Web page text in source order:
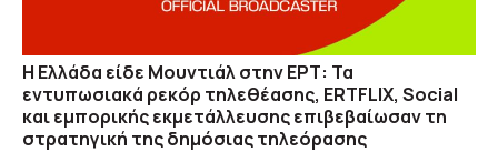
Η Ελλάδα είδε Μουντιάλ στην ΕΡΤ: Τα
εντυπωσιακά ρεκόρ τηλεθέασης, ERTFLIX, Social
και εμπορικής εκμετάλλευσης επιβεβαίωσαν τη
στρατηγική της δημόσιας τηλεόρασης